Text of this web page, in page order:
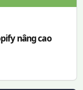
nâng cao